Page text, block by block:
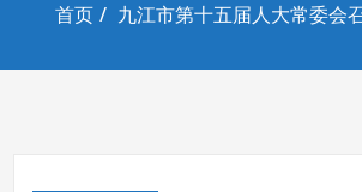
首页 九江市第十五届人大常委会